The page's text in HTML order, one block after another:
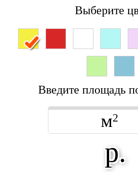
Выберите
Введите площадь
м2
р.